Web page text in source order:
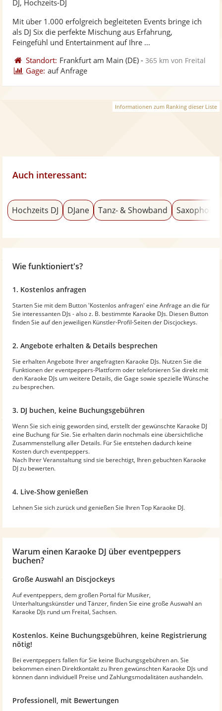
Fotos
DJ, Hochzeits-DJ
Mit über 1.000 erfolgreich begleiteten Events bringe ich
als DJ Six die perfekte Mischung aus Erfahrung,
Feingefühl und Entertainment auf Ihre ...
Standort: Frankfurt am Main (DE) -365 km von Freital
Gage: auf Anfrage
Informationen zum Ranking dieser Liste
Auch interessant:
Hochzeits DJ DJane Tanz- & Showband
Wie funktioniert's?
1. Kostenlos anfragen
Starten Sie mit dem Button 'Kostenlos anfragen' eine Anfrage an die für
Sie interessanten DJs - also z. B. bestimmte Karaoke DJs. Diesen Button
finden Sie auf den jeweiligen Künstler-Profil-Seiten der Discjockeys.
2. Angebote erhalten & Details besprechen
Sie erhalten Angebote Ihrer angefragten Karaoke DJs. Nutzen Sie die
Funktionen der eventpeppers-Plattform oder telefonieren Sie direkt mit
den Karaoke DJs um weitere Details, die Gage sowie spezielle Wünsche
zu besprechen.
3. DJ buchen, keine Buchungsgebühren
Wenn Sie sich einig geworden sind, erstellt der gewünschte Karaoke DJ
eine Buchung für Sie. Sie erhalten darin nochmals eine übersichtliche
Zusammenstellung aller Details. Für Sie entstehen dadurch keine
Kosten durch eventpeppers.
Nach Ihrer Veranstaltung sind sie berechtigt, Ihren gebuchten Karaoke
DJ zu bewerten.
4. Live-Show genießen
Lehnen Sie sich zurück und genießen Sie Ihren Top Karaoke DJ.
Warum einen Karaoke DJ über eventpeppers
buchen?
Große Auswahl an Discjockeys
Auf eventpeppers, dem großen Portal für Musiker,
Unterhaltungskünstler und Tänzer, finden Sie eine große Auswahl an
Karaoke DJs rund um Freital, Sachsen.
Kostenlos. Keine Buchungsgebühren, keine Registrierung
nötig!
Bei eventpeppers fallen für Sie keine Buchungsgebühren an. Sie
bekommen einen Direktkontakt zu Ihren gewünschten Karaoke DJs und
können dann individuell Preise und Zahlungsmodalitäten aushandeln.
Professionell, mit Bewertungen